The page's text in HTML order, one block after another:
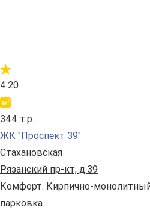
4.20
344 т.р.
ЖК "Проспект 39"
Стахановская
Рязанский пр-кт, д.39
Комфорт. Кирпично-
парковка.